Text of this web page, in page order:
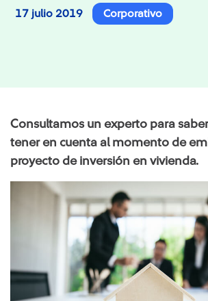
17 julio 2019 Corporativo
Consultamos un experto para
tener en cuenta al momento de
proyecto de inversión en vivienda.